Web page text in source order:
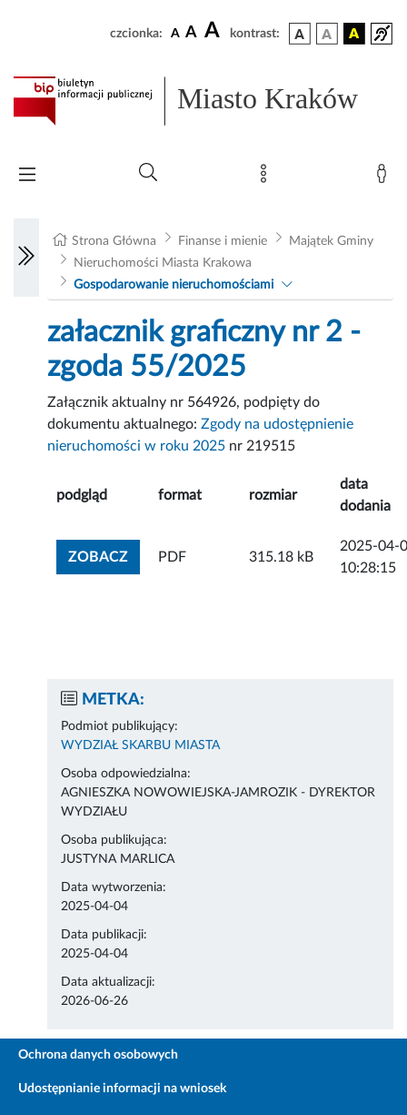
czcionka: A A A kontrast:
Miasto Kraków
Strona Główna Finanse i mienie
Majątek Gminy
Nieruchomości Miasta Krakowa
Gospodarowanie nieruchomościami
załacznik graficzny nr 2 -
zgoda 55/2025
Załącznik aktualny nr 564926, podpięty do
dokumentu aktualnego:Zgody na udostępnienie
nieruchomości w roku 2025 nr 219515
podgląd format rozmiar
data
dodania
ZOBACZZOBACZ ZAŁĄCZNIK
PDF 315.18 kB
2025-04-
10:28:15
METKA:
Podmiot publikujący:
WYDZIAŁ SKARBU MIASTA
Osoba odpowiedzialna:
AGNIESZKA NOWOWIEJSKA-JAMROZIK - DYREKTOR
WYDZIAŁU
Osoba publikująca:
JUSTYNA MARLICA
Data wytworzenia:
2025-04-04
Data publikacji:
2025-04-04
Data aktualizacji:
2026-06-26
Ochrona danych osobowych
Udostępnianie informacji na wniosek